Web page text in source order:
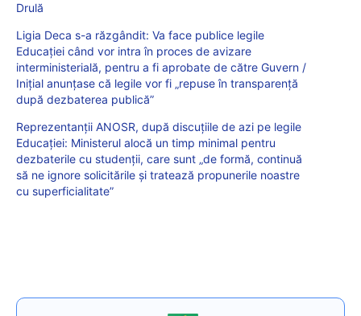
Drulă
Ligia Deca s-a răzgândit: Va face publice legile
Educației când vor intra în proces de avizare
interministerială, pentru a fi aprobate de către Guvern /
Inițial anunțase că legile vor fi „repuse în transparență
după dezbaterea publică”
Reprezentanții ANOSR, după discuțiile de azi pe legile
Educației: Ministerul alocă un timp minimal pentru
dezbaterile cu studenții, care sunt „de formă, continuă
să ne ignore solicitările și tratează propunerile noastre
cu superficialitate”